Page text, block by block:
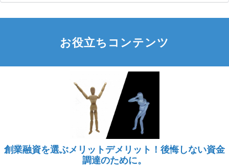
お役立ちコンテンツ
創業融資を選ぶメリットデメリット！後悔しない資金
調達のために。